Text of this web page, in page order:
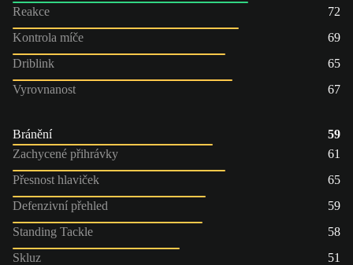
Reakce
72
Kontrola míče
69
Driblink
65
Vyrovnanost
67
Bránění
59
Zachycené přihrávky
61
Přesnost hlaviček
65
Defenzivní přehled
59
Standing Tackle
58
Skluz
51